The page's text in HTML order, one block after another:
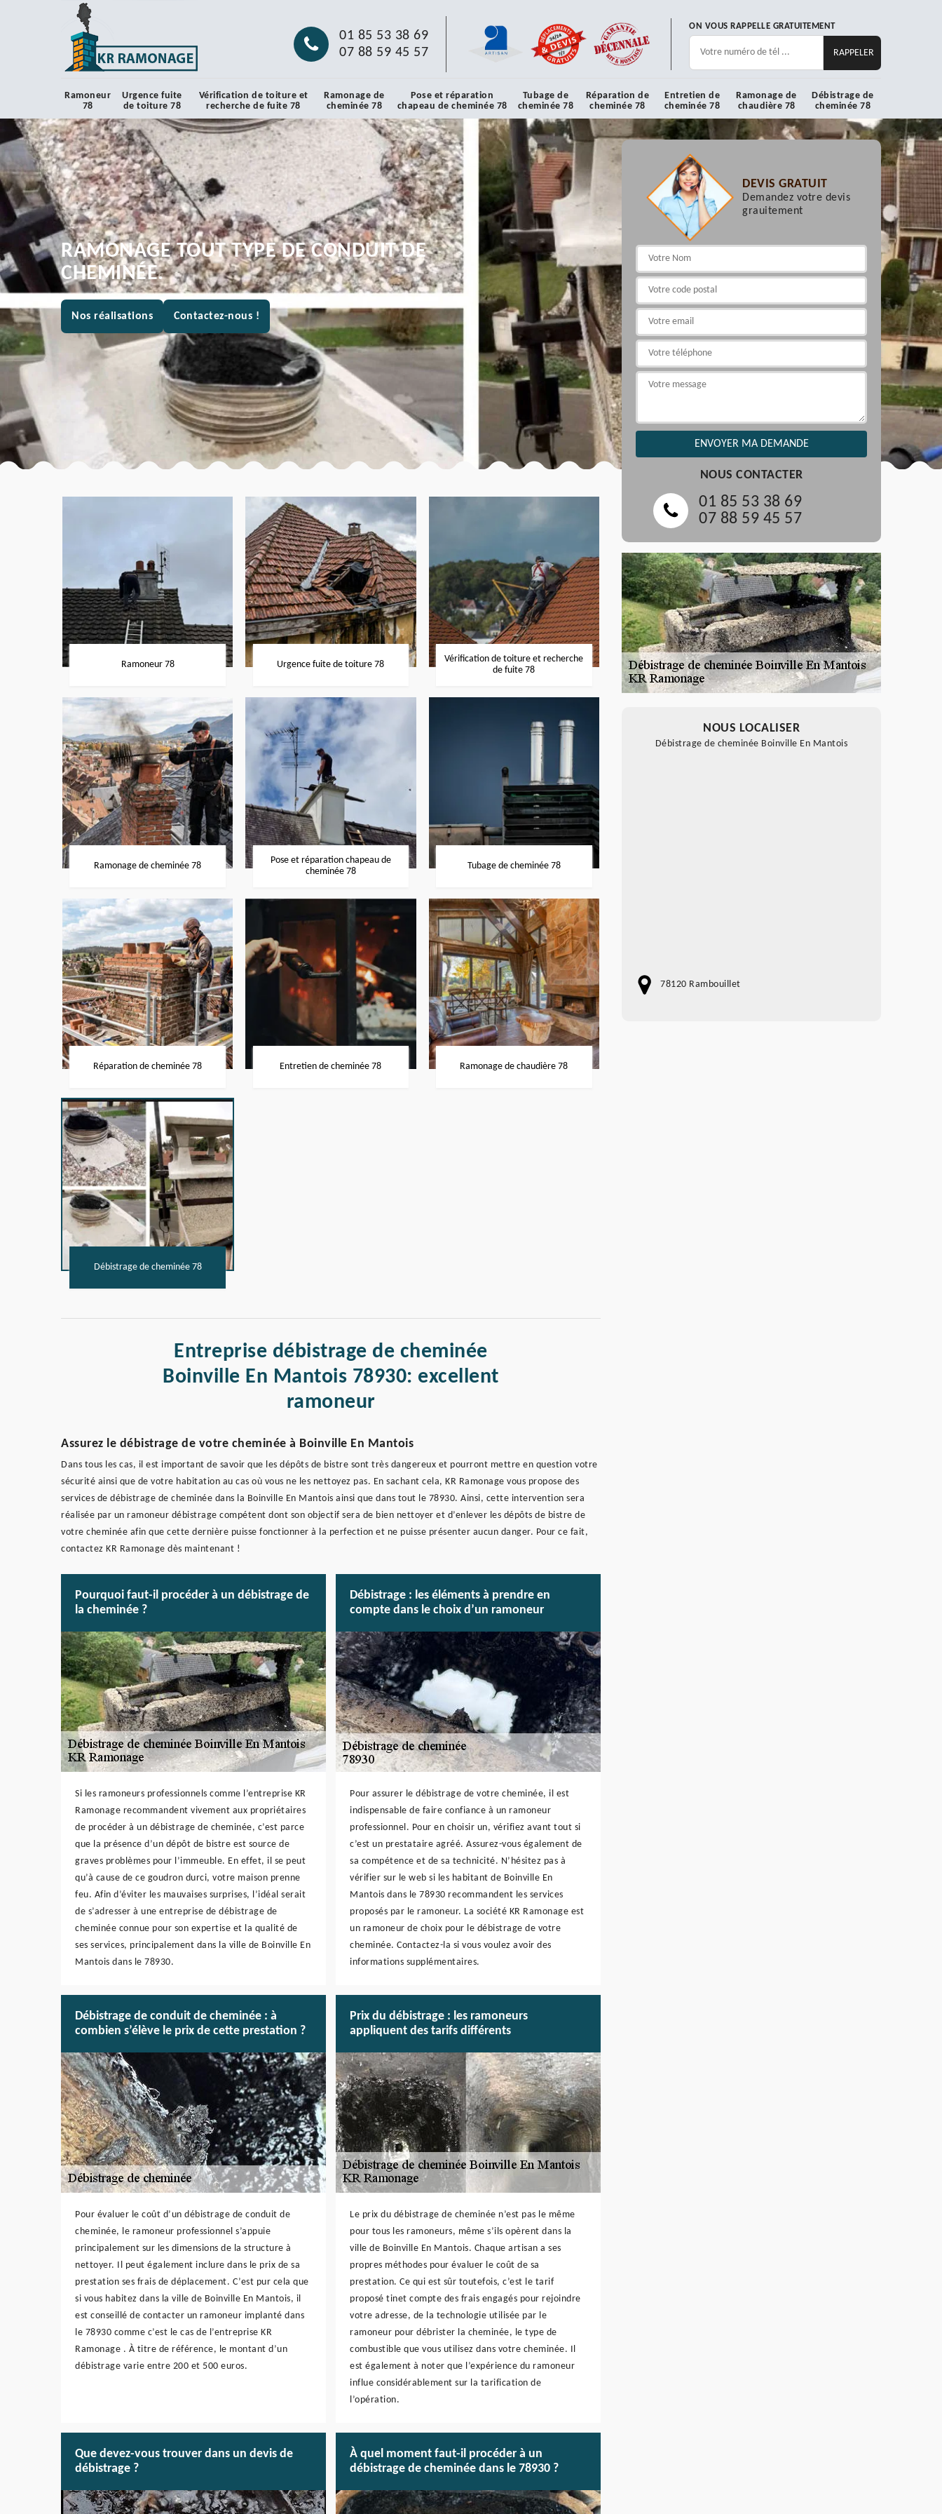
01 85 53 38 69
07 88 59 45 57
ON VOUS RAPPELLE GRATUITEMENT
Ramoneur
78
Urgence fuite
de toiture 78
Vérification de toiture et
recherche de fuite 78
Ramonage de
cheminée 78
Pose et réparation
chapeau de cheminée 78
Tubage de
cheminée 78
Réparation de
cheminée 78
Entretien de
cheminée 78
Ramonage de
chaudière 78
Débistrage de
cheminée 78
RAMONAGE TOUT TYPE DE CONDUIT DE
CHEMINÉE.
Nos réalisations Contactez-nous !
Ramoneur 78 Urgence fuite de toiture 78
Vérification de toiture et recherche
de fuite 78
Ramonage de cheminée 78
Pose et réparation chapeau de
cheminée 78
Tubage de cheminée 78
Réparation de cheminée 78 Entretien de cheminée 78 Ramonage de chaudière 78
Débistrage de cheminée 78
Entreprise débistrage de cheminée
Boinville En Mantois 78930: excellent
ramoneur
Assurez le débistrage de votre cheminée à Boinville En Mantois
Dans tous les cas, il est important de savoir que les dépôts de bistre sont très dangereux et pourront mettre en question votre
sécurité ainsi que de votre habitation au cas où vous ne les nettoyez pas. En sachant cela, KR Ramonage vous propose des
services de débistrage de cheminée dans la Boinville En Mantois ainsi que dans tout le 78930. Ainsi, cette intervention sera
réalisée par un ramoneur débistrage compétent dont son objectif sera de bien nettoyer et d’enlever les dépôts de bistre de
votre cheminée afin que cette dernière puisse fonctionner à la perfection et ne puisse présenter aucun danger. Pour ce fait,
contactez KR Ramonage dès maintenant !
Pourquoi faut-il procéder à un débistrage de
la cheminée ?
Si les ramoneurs professionnels comme l’entreprise KR
Ramonage recommandent vivement aux propriétaires
de procéder à un débistrage de cheminée, c’est parce
que la présence d’un dépôt de bistre est source de
graves problèmes pour l’immeuble. En effet, il se peut
qu’à cause de ce goudron durci, votre maison prenne
feu. Afin d’éviter les mauvaises surprises, l’idéal serait
de s’adresser à une entreprise de débistrage de
cheminée connue pour son expertise et la qualité de
ses services, principalement dans la ville de Boinville En
Mantois dans le 78930.
Débistrage : les éléments à prendre en
compte dans le choix d’un ramoneur
Pour assurer le débistrage de votre cheminée, il est
indispensable de faire confiance à un ramoneur
professionnel. Pour en choisir un, vérifiez avant tout si
c’est un prestataire agréé. Assurez-vous également de
sa compétence et de sa technicité. N’hésitez pas à
vérifier sur le web si les habitant de Boinville En
Mantois dans le 78930 recommandent les services
proposés par le ramoneur. La société KR Ramonage est
un ramoneur de choix pour le débistrage de votre
cheminée. Contactez-la si vous voulez avoir des
informations supplémentaires.
Débistrage de conduit de cheminée : à
combien s’élève le prix de cette prestation ?
Pour évaluer le coût d’un débistrage de conduit de
cheminée, le ramoneur professionnel s’appuie
principalement sur les dimensions de la structure à
nettoyer. Il peut également inclure dans le prix de sa
prestation ses frais de déplacement. C’est pur cela que
si vous habitez dans la ville de Boinville En Mantois, il
est conseillé de contacter un ramoneur implanté dans
le 78930 comme c’est le cas de l’entreprise KR
Ramonage . À titre de référence, le montant d’un
débistrage varie entre 200 et 500 euros.
Prix du débistrage : les ramoneurs
appliquent des tarifs différents
Le prix du débistrage de cheminée n’est pas le même
pour tous les ramoneurs, même s’ils opèrent dans la
ville de Boinville En Mantois. Chaque artisan a ses
propres méthodes pour évaluer le coût de sa
prestation. Ce qui est sûr toutefois, c’est le tarif
proposé tinet compte des frais engagés pour rejoindre
votre adresse, de la technologie utilisée par le
ramoneur pour débrister la cheminée, le type de
combustible que vous utilisez dans votre cheminée. Il
est également à noter que l’expérience du ramoneur
influe considérablement sur la tarification de
l’opération.
Que devez-vous trouver dans un devis de
débistrage ?
À quel moment faut-il procéder à un
débistrage de cheminée dans le 78930 ?
DEVIS GRATUIT
Demandez votre devis
grauitement
NOUS CONTACTER
01 85 53 38 69
07 88 59 45 57
NOUS LOCALISER
Débistrage de cheminée Boinville En Mantois
78120 Rambouillet